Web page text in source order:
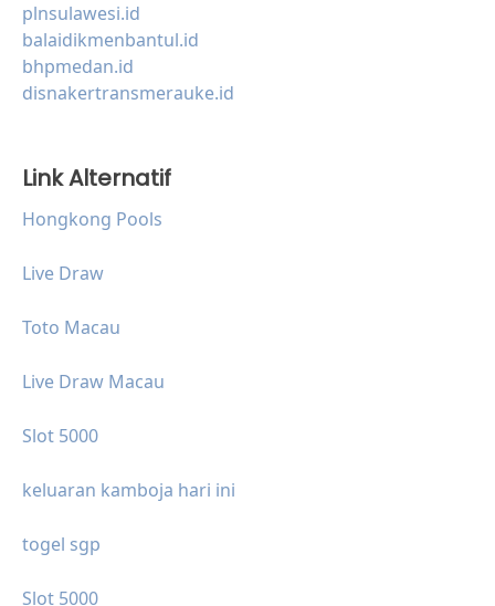
plnsulawesi.id
balaidikmenbantul.id
bhpmedan.id
disnakertransmerauke.id
Link Alternatif
Hongkong Pools
Live Draw
Toto Macau
Live Draw Macau
Slot 5000
keluaran kamboja hari ini
togel sgp
Slot 5000